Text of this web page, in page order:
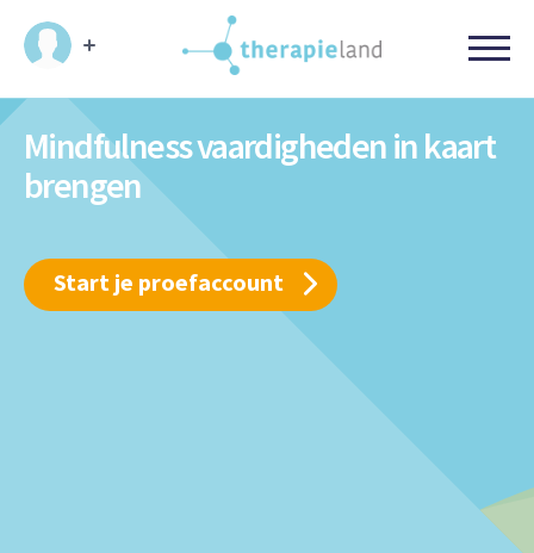
Mindfulness vaardigheden in kaart
brengen
Start je proefaccount